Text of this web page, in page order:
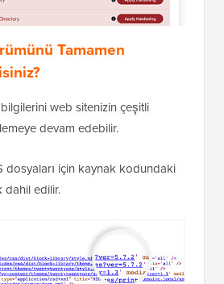
Tamamen
web sitenizin çeşitli
devam edebilir.
dosyaları için kaynak kodundaki